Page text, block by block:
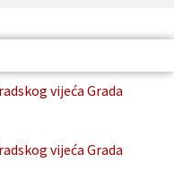
vijeća Grada
vijeća Grada